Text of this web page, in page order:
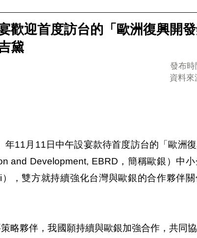
首頁
結]"
站導
[連
文語
歡迎首度訪台的「歐洲復興開
黛
發布時
資料來
11月11日中午設宴款待首度訪台的「歐洲復
and Development, EBRD，簡稱歐銀）中
，雙方就持續強化台灣與歐銀的合作夥伴
略夥伴，我國願持續與歐銀加強合作，共同